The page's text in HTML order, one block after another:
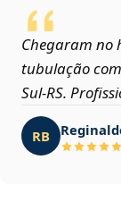
Chegaram no
tubulação
Sul‑RS.
RB